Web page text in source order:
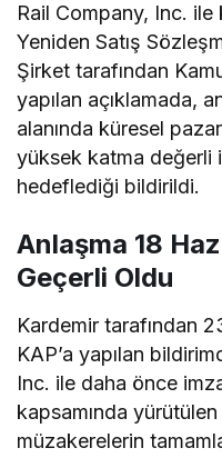
Rail Company, Inc.
Yeniden Satış
Şirket tarafından
yapılan açıklamada,
alanında küresel
yüksek katma değerli
hedeflediği bildirildi.
Anlaşma 18
Geçerli Oldu
Kardemir tarafından
KAP’a yapılan
Inc. ile daha önce
kapsamında yürütülen
müzakerelerin